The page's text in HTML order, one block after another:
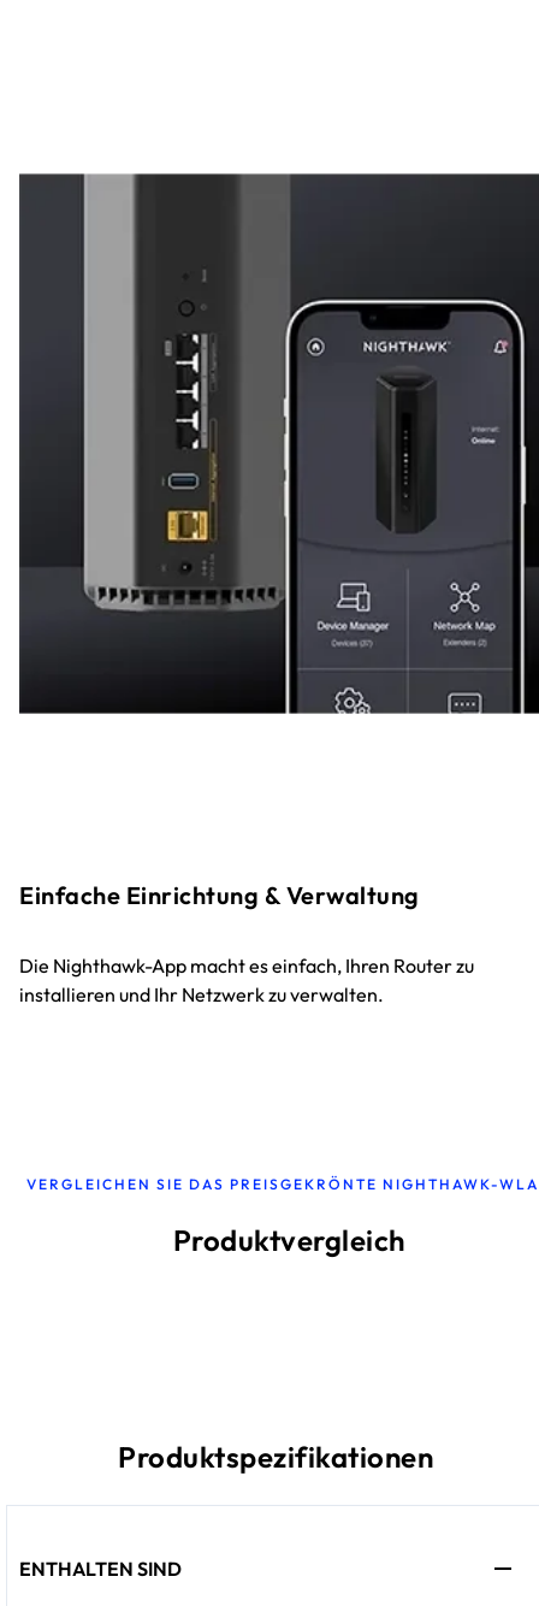
Einfache Einrichtung & Verwaltung
Die Nighthawk-App macht es einfach, Ihren Router zu
installieren und Ihr Netzwerk zu verwalten.
VERGLEICHEN SIE DAS PREISGEKRÖNTE NIGHTHAWK-
Produktvergleich
Produktspezifikationen
ENTHALTEN SIND